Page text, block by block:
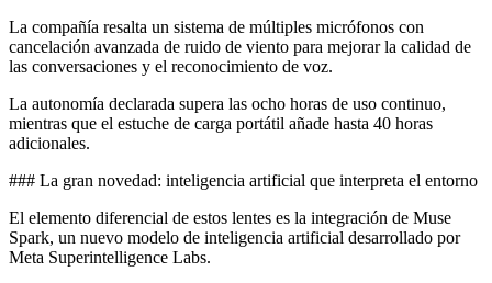
La compañía resalta un sistema de múltiples micrófonos con
cancelación avanzada de ruido de viento para mejorar la calidad de
las conversaciones y el reconocimiento de voz.
La autonomía declarada supera las ocho horas de uso continuo,
mientras que el estuche de carga portátil añade hasta 40 horas
adicionales.
### La gran novedad: inteligencia artificial que interpreta el entorno
El elemento diferencial de estos lentes es la integración de Muse
Spark, un nuevo modelo de inteligencia artificial desarrollado por
Meta Superintelligence Labs.